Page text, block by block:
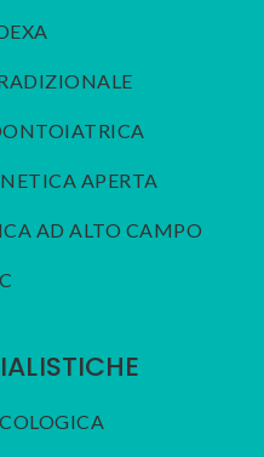
APERTA
AD ALTO CAMPO